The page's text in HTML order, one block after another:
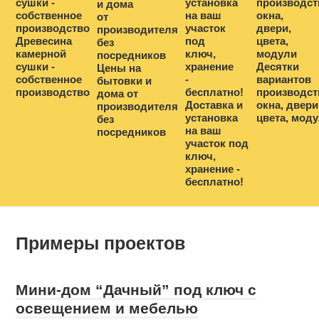
Древесина
камерной
сушки -
собственное
производство
Цены на
бытовки и
дома от
производителя
без
посредников
Доставка и
установка
на ваш
участок под
ключ,
хранение -
бесплатно!
Десятки
вариантов
окна,
цвета,
Примеры проектов
Мини-дом “Дачный” под ключ с
освещением и мебелью